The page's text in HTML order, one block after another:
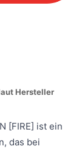
Hersteller
[FIRE] ist ein
das bei